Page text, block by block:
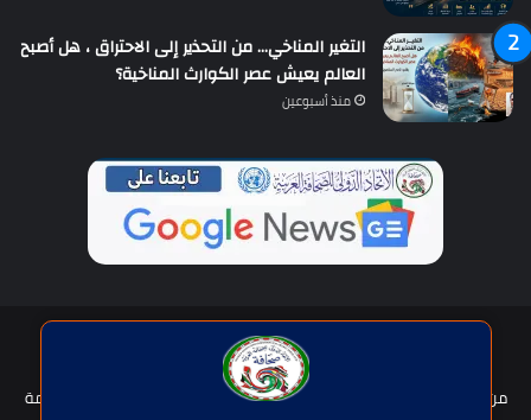
التغير المناخي… من التحذير إلى الاحتراق ، هل أصبح
العالم يعيش عصر الكوارث المناخية؟
منذ أسبوعين
حقوق النشر © | جميع الحقوق محفوظة للاتحاد الدولى للصحافة العربية
2026
من نحن؟
عضوية الإتحاد سياسة الخصوصية
شروط الخدمة